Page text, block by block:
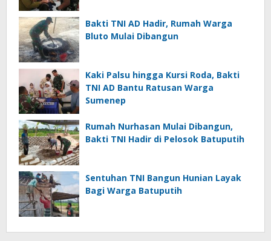
Bakti TNI AD Hadir, Rumah Warga
Bluto Mulai Dibangun
Kaki Palsu hingga Kursi Roda, Bakti
TNI AD Bantu Ratusan Warga
Sumenep
Rumah Nurhasan Mulai Dibangun,
Bakti TNI Hadir di Pelosok Batuputih
Sentuhan TNI Bangun Hunian Layak
Bagi Warga Batuputih